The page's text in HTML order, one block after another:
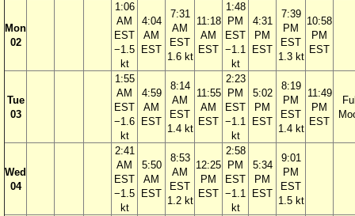
Mon
02
1:06
AM
EST
−1.5
kt
4:04
AM
EST
7:31
AM
EST
1.6 kt
11:18
AM
EST
1:48
PM
EST
−1.1
kt
4:31
PM
EST
7:39
PM
EST
1.3 kt
10:58
PM
EST
Tue
03
1:55
AM
EST
−1.6
kt
4:59
AM
EST
8:14
AM
EST
1.4 kt
11:55
AM
EST
2:23
PM
EST
−1.1
kt
5:02
PM
EST
8:19
PM
EST
1.4 kt
11:49
PM
EST
Wed
04
2:41
AM
EST
−1.5
kt
5:50
AM
EST
8:53
AM
EST
1.2 kt
12:25
PM
EST
2:58
PM
EST
−1.1
kt
5:34
PM
EST
9:01
PM
EST
1.5 kt